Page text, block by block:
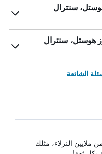
سنترال
هوستل، سنترال
الشائعة
ملايين النزلاء، مثلك